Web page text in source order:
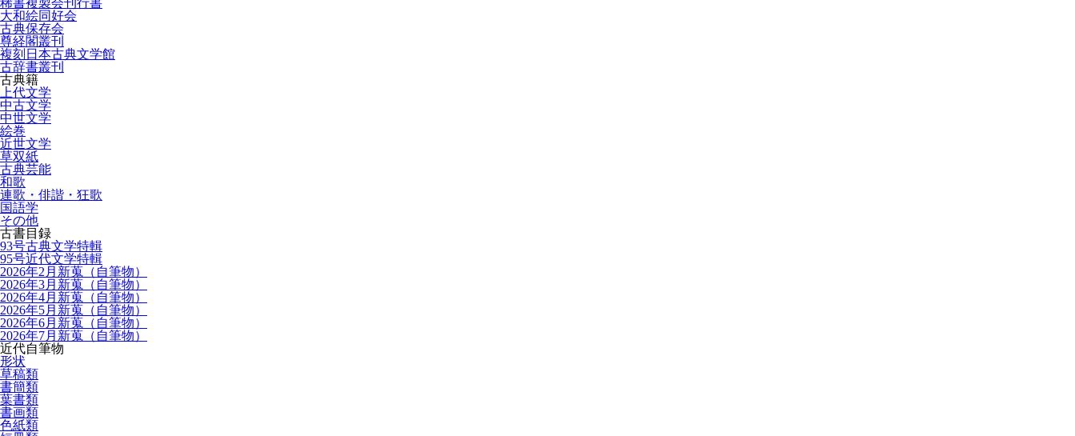
稀書複製会刊行書
大和絵同好会
古典保存会
尊経閣叢刊
複刻日本古典文学館
古辞書叢刊
古典籍
上代文学
中古文学
中世文学
絵巻
近世文学
草双紙
古典芸能
和歌
連歌・俳諧・狂歌
国語学
その他
古書目録
93号古典文学特輯
95号近代文学特輯
2026年2月新蒐（自筆物）
2026年3月新蒐（自筆物）
2026年4月新蒐（自筆物）
2026年5月新蒐（自筆物）
2026年6月新蒐（自筆物）
2026年7月新蒐（自筆物）
近代自筆物
形状
草稿類
書簡類
葉書類
書画類
色紙類